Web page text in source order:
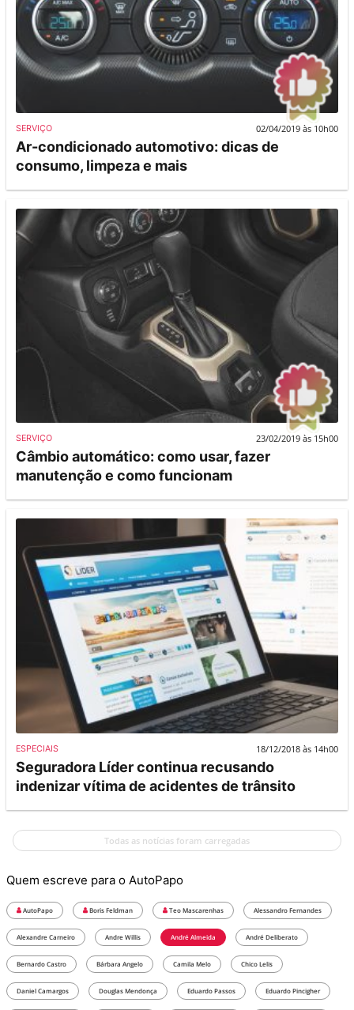
SERVIÇO 02/04/2019 às 10h00
Ar-condicionado automotivo: dicas de
consumo, limpeza e mais
SERVIÇO 23/02/2019 às 15h00
Câmbio automático: como usar, fazer
manutenção e como funcionam
ESPECIAIS 18/12/2018 às 14h00
Seguradora Líder continua recusando
indenizar vítima de acidentes de trânsito
Todas as notícias foram carregadas
Quem escreve para o AutoPapo
AutoPapo Boris Feldman Teo Mascarenhas Alessandro Fernandes
Alexandre Carneiro Andre Willis André Almeida André Deliberato
Bernardo Castro Bárbara Angelo Camila Melo Chico Lelis
Daniel Camargos Douglas Mendonça Eduardo Passos Eduardo Pincigher